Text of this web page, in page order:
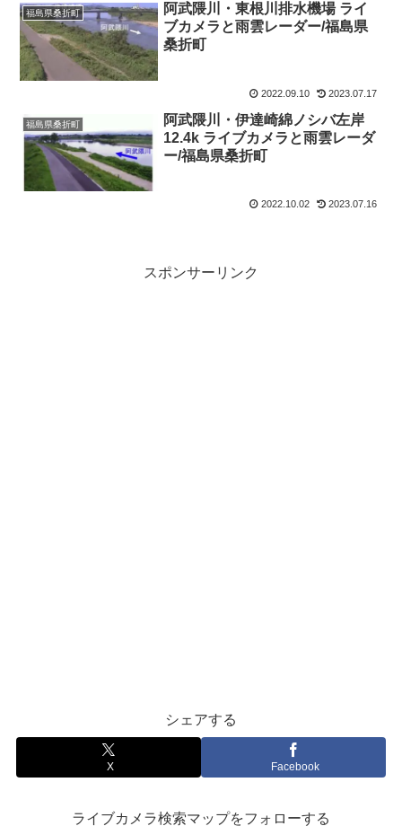
福島県桑折町
阿武隈川・東根川排水機場 ライ
ブカメラと雨雲レーダー/福島県
桑折町
2022.09.10 2023.07.17
福島県桑折町
阿武隈川・伊達崎綿ノシバ左岸
12.4k ライブカメラと雨雲レーダ
ー/福島県桑折町
2022.10.02 2023.07.16
スポンサーリンク
シェアする
X Facebook
ライブカメラ検索マップをフォローする